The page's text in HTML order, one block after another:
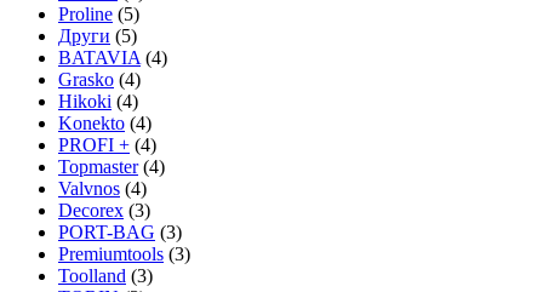
Proline (5)
Други (5)
BATAVIA (4)
Grasko (4)
Hikoki (4)
Konekto (4)
PROFI + (4)
Topmaster (4)
Valvnos (4)
Decorex (3)
PORT-BAG (3)
Premiumtools (3)
Toolland (3)